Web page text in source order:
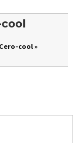
cool »